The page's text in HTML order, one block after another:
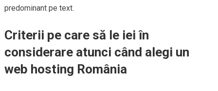
predominant pe text.
Criterii pe care să le iei în
considerare atunci când alegi un
web hosting România